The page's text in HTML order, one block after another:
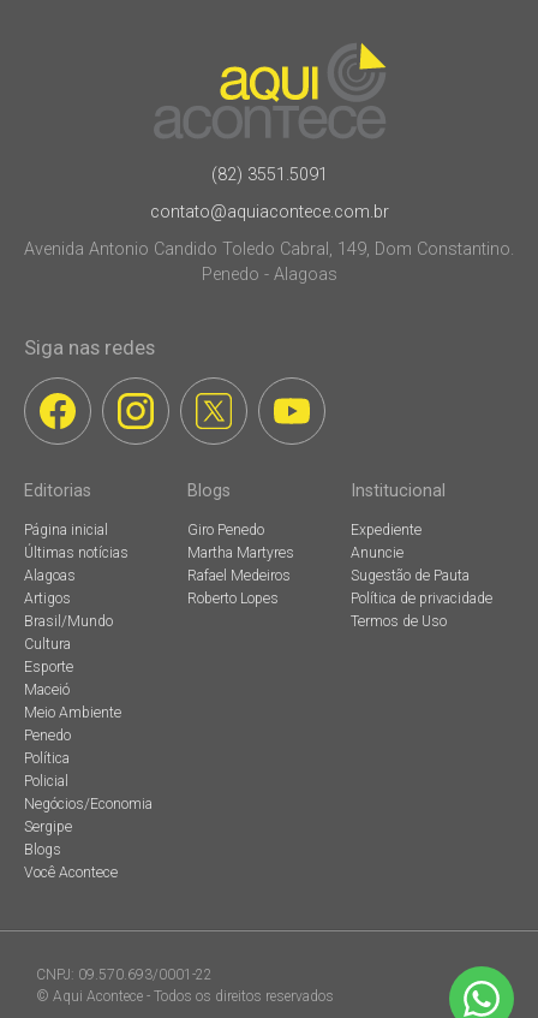
(82) 3551.5091
contato@aquiacontece.com.br
Avenida Antonio Candido Toledo Cabral, 149, Dom Constantino.
Penedo - Alagoas
Siga nas redes
Editorias
Página inicial
Últimas notícias
Alagoas
Artigos
Brasil/Mundo
Cultura
Esporte
Maceió
Meio Ambiente
Penedo
Política
Policial
Negócios/Economia
Sergipe
Blogs
Você Acontece
Blogs
Giro Penedo
Martha Martyres
Rafael Medeiros
Roberto Lopes
Institucional
Expediente
Anuncie
Sugestão de Pauta
Política de privacidade
Termos de Uso
CNPJ: 09.570.693/0001-22
© Aqui Acontece - Todos os direitos reservados